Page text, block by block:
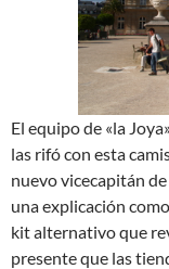
El equipo de «la
las rifó con esta
nuevo vicecapitán
una explicación
kit alternativo que
presente que las